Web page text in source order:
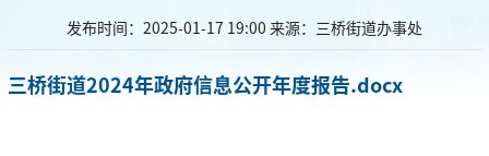
发布时间：2025-01-17 19:00 来源：三桥街道办事处
三桥街道2024年政府信息公开年度报告.docx